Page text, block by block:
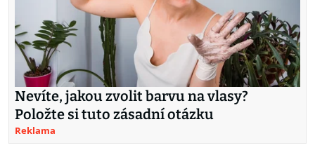
Nevíte, jakou zvolit barvu na vlasy?
Položte si tuto zásadní otázku
Reklama